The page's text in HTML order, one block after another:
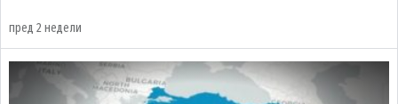
пред 2 недели